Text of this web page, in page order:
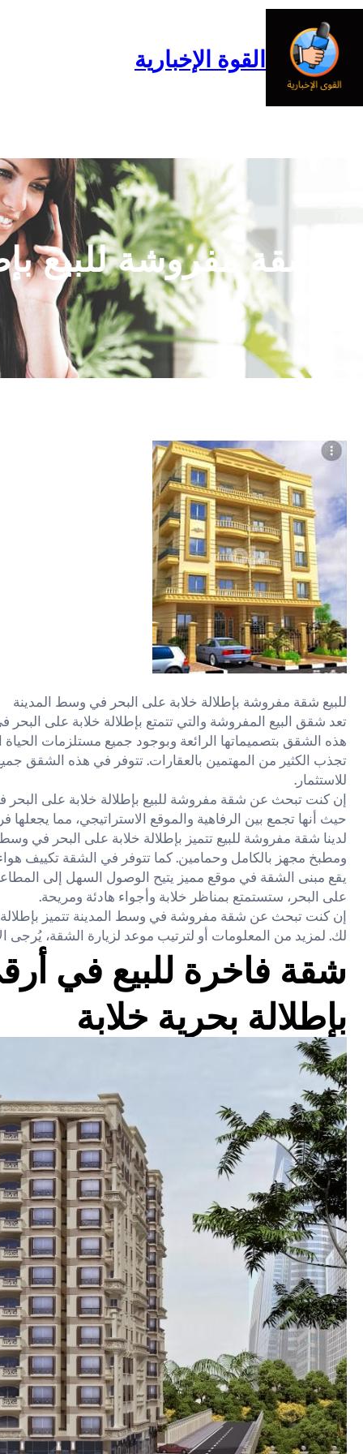
تخطى
المحتوى
القوة الإخبارية
شقة مفروشة للبيع
للبيع شقة مفروشة بإطلالة خلابة على البحر في وسط المدينة
تعد شقق البيع المفروشة والتي تتمتع بإطلالة خلابة على
هذه الشقق بتصميماتها الرائعة وبوجود جميع مستلزمات الحياة
تجذب الكثير من المهتمين بالعقارات. تتوفر في هذه الشقق
للاستثمار.
إن كنت تبحث عن شقة مفروشة للبيع بإطلالة خلابة على البحر
حيث أنها تجمع بين الرفاهية والموقع الاستراتيجي، مما يجعلها
لدينا شقة مفروشة للبيع تتميز بإطلالة خلابة على البحر في
ومطبخ مجهز بالكامل وحمامين. كما تتوفر في الشقة تكييف
يقع مبنى الشقة في موقع مميز يتيح الوصول السهل إلى المطاعم
على البحر، ستستمتع بمناظر خلابة وأجواء هادئة ومريحة.
إن كنت تبحث عن شقة مفروشة في وسط المدينة تتميز بإطلالة
لك. لمزيد من المعلومات أو لترتيب موعد لزيارة الشقة، يُرجى
شقة فاخرة للبيع في
بإطلالة بحرية خلابة